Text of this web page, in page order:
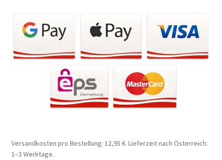
Versandkosten pro Bestellung: 12,95 €. Lieferzeit nach Österreich:
1–3 Werktage.